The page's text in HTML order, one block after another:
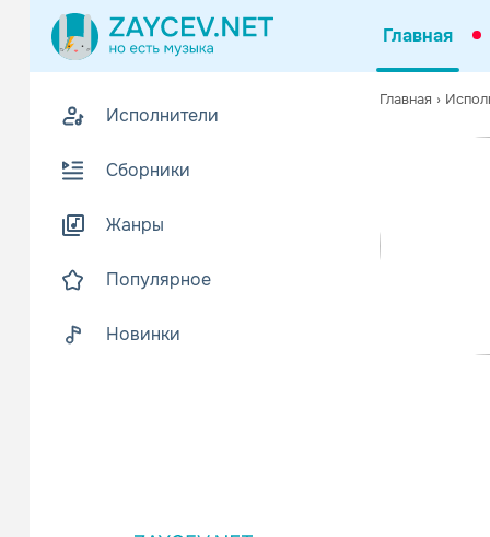
Главная
Исполнители
Сборники
Жанры
Популярное
Новинки
Главная ›
Би Би
По мнению
0